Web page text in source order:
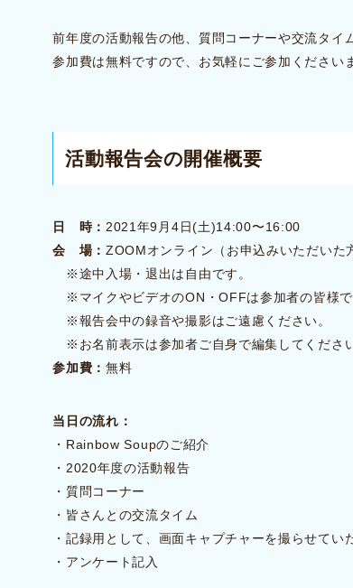
前年度の活動報告の他、質問コーナーや交流タイ
参加費は無料ですので、お気軽にご参加ください
活動報告会の開催概要
日 時： 2021年9月4日(土)14:00〜16:00
会 場： ZOOMオンライン（お申込みいただいた
※途中入場・退出は自由です。
※マイクやビデオのON・OFFは参加者の皆様で
※報告会中の録音や撮影はご遠慮ください。
※お名前表示は参加者ご自身で編集してくださ
参加費： 無料
当日の流れ：
・Rainbow Soupのご紹介
・2020年度の活動報告
・質問コーナー
・皆さんとの交流タイム
・記録用として、画面キャプチャーを撮らせてい
・アンケート記入